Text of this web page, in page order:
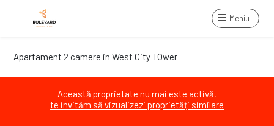
Meniu
Apartament 2 camere in West City TOwer
Această proprietate nu mai este activă,
te invităm să vizualizezi proprietăți similare